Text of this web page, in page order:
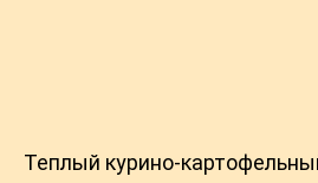
Теплый курино-